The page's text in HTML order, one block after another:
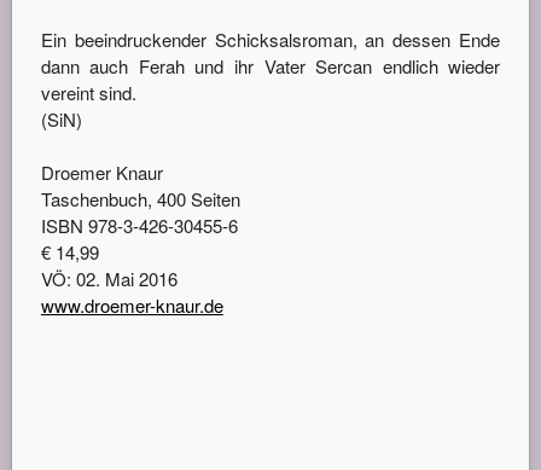
Ein beeindruckender Schicksalsroman, an dessen Ende
dann auch Ferah und ihr Vater Sercan endlich wieder
vereint sind.
(SiN)
Droemer Knaur
Taschenbuch, 400 Seiten
ISBN 978-3-426-30455-6
€ 14,99
VÖ: 02. Mai 2016
www.droemer-knaur.de